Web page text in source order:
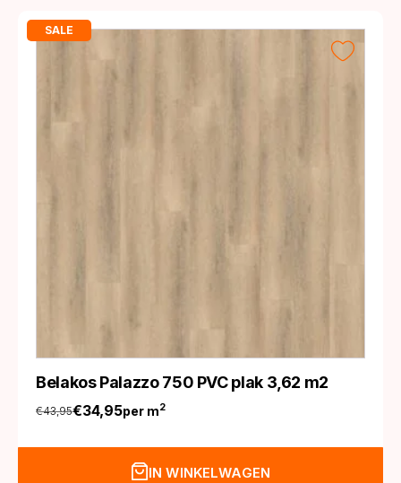
SALE
Belakos Palazzo 750 PVC plak 3,62 m2
€43,95
Oorspronkelijke
prijs
€34,95
Huidige
prijs
per m2
IN WINKELWAGEN